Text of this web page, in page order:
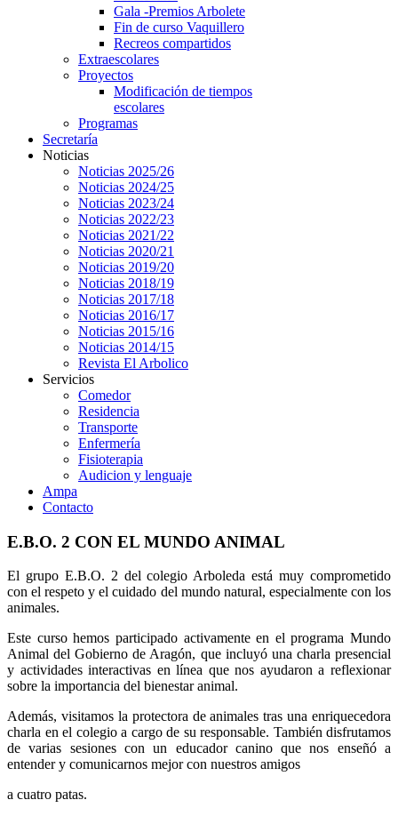
Gala -Premios Arbolete
Fin de curso Vaquillero
Recreos compartidos
Extraescolares
Proyectos
Modificación de tiempos
escolares
Programas
Secretaría
Noticias
Noticias 2025/26
Noticias 2024/25
Noticias 2023/24
Noticias 2022/23
Noticias 2021/22
Noticias 2020/21
Noticias 2019/20
Noticias 2018/19
Noticias 2017/18
Noticias 2016/17
Noticias 2015/16
Noticias 2014/15
Revista El Arbolico
Servicios
Comedor
Residencia
Transporte
Enfermería
Fisioterapia
Audicion y lenguaje
Ampa
Contacto
E.B.O. 2 CON EL MUNDO ANIMAL
El grupo E.B.O. 2 del colegio Arboleda está muy comprometido
con el respeto y el cuidado del mundo natural, especialmente con los
animales.
Este curso hemos participado activamente en el programa Mundo
Animal del Gobierno de Aragón, que incluyó una charla presencial
y actividades interactivas en línea que nos ayudaron a reflexionar
sobre la importancia del bienestar animal.
Además, visitamos la protectora de animales tras una enriquecedora
charla en el colegio a cargo de su responsable. También disfrutamos
de varias sesiones con un educador canino que nos enseñó a
entender y comunicarnos mejor con nuestros amigos
a cuatro patas.